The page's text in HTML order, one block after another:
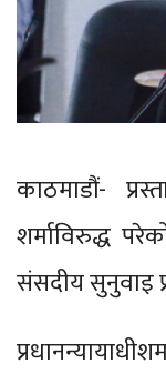
काठमाडौं-
शर्माविरुद्ध
संसदीय सुनुवाइ